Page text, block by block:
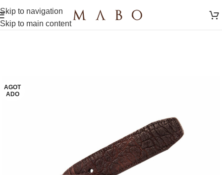
Skip to navigation
Skip to main content
AGOT
ADO